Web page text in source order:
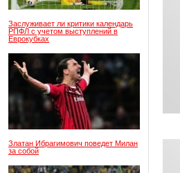
Заслуживает ли критики календарь
РПФЛ с учетом выступлений в
Еврокубках
Златан Ибрагимович поведет Милан
за собой